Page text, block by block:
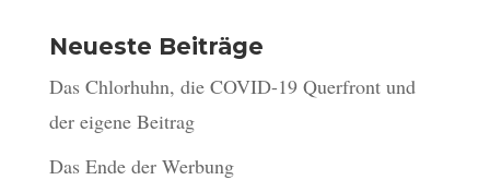
Neueste Beiträge
Das Chlorhuhn, die COVID-19 Querfront und
der eigene Beitrag
Das Ende der Werbung